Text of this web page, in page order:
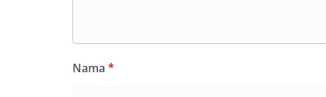
Nama *